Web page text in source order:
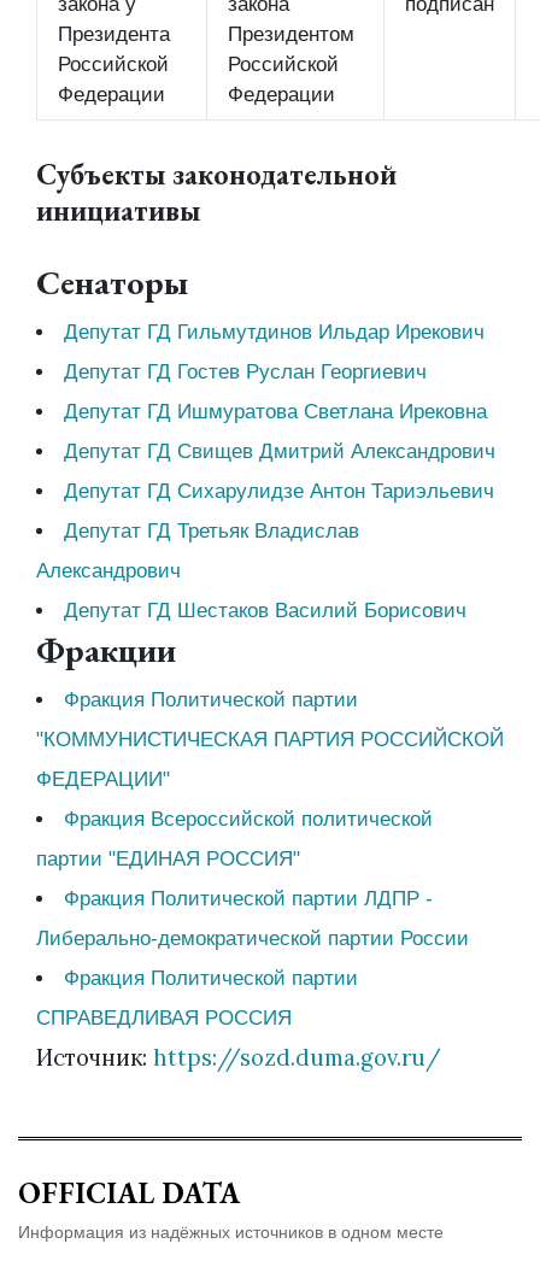
Президента
Российской
Федерации
Президентом
Российской
Федерации
Субъекты законодательной
инициативы
Сенаторы
Депутат ГД Гильмутдинов Ильдар Ирекович
Депутат ГД Гостев Руслан Георгиевич
Депутат ГД Ишмуратова Светлана Ирековна
Депутат ГД Свищев Дмитрий Александрович
Депутат ГД Сихарулидзе Антон Тариэльевич
Депутат ГД Третьяк Владислав
Александрович
Депутат ГД Шестаков Василий Борисович
Фракции
Фракция Политической партии
"КОММУНИСТИЧЕСКАЯ ПАРТИЯ РОССИЙСКОЙ
ФЕДЕРАЦИИ"
Фракция Всероссийской политической
партии "ЕДИНАЯ РОССИЯ"
Фракция Политической партии ЛДПР -
Либерально-демократической партии России
Фракция Политической партии
СПРАВЕДЛИВАЯ РОССИЯ
Источник: https://sozd.duma.gov.ru/
OFFICIAL DATA
Информация из надёжных источников в одном месте